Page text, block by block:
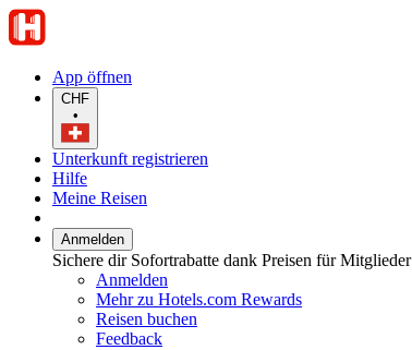
App öffnen
CHF
•
Unterkunft registrieren
Hilfe
Meine Reisen
Anmelden
Sichere dir Sofortrabatte dank Preisen für Mitglieder
Anmelden
Mehr zu Hotels.com Rewards
Reisen buchen
Feedback